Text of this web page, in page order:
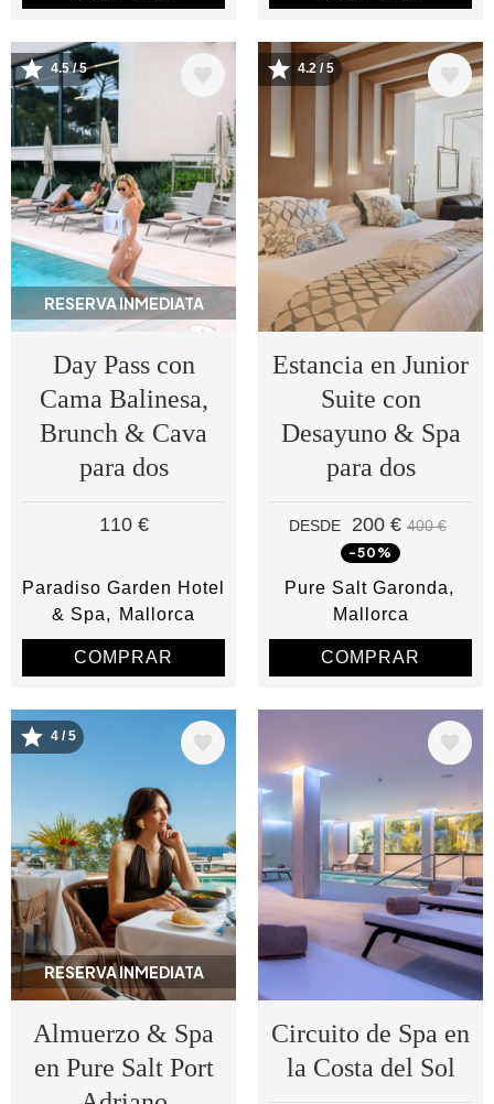
RESERVA INMEDIATA
Image
4.5 / 5
Day Pass con
Cama Balinesa,
Brunch & Cava
para dos
110 €
Paradiso Garden Hotel
& Spa
Mallorca
COMPRAR
Image
4.2 / 5
Estancia en Junior
Suite con
Desayuno & Spa
para dos
DESDE 200 € 400 €
-50%
Pure Salt Garonda
Mallorca
COMPRAR
RESERVA INMEDIATA
Image
4 / 5
Almuerzo & Spa
en Pure Salt Port
Image
Circuito de Spa en
la Costa del Sol